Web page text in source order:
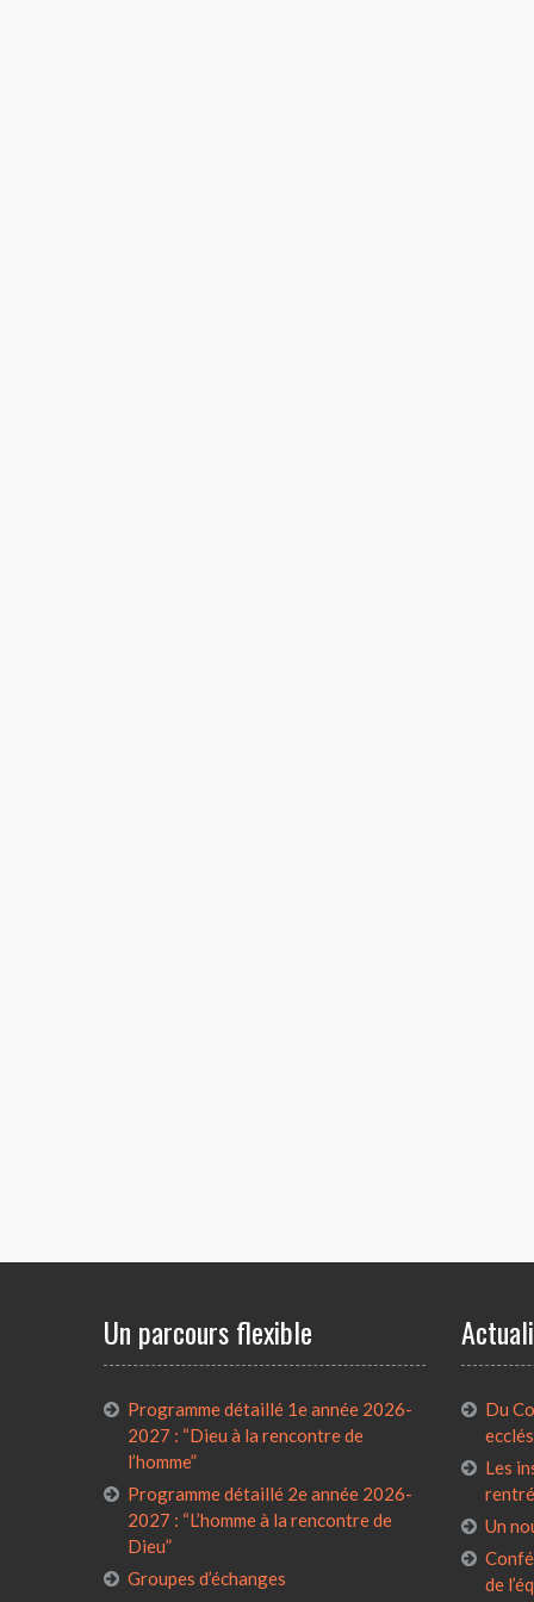
Un parcours flexible
Programme détaillé 1e année 2026-
2027 : “Dieu à la rencontre de
l’homme”
Programme détaillé 2e année 2026-
2027 : “L’homme à la rencontre de
Dieu”
Groupes d’échanges
Du
Les
Un
de